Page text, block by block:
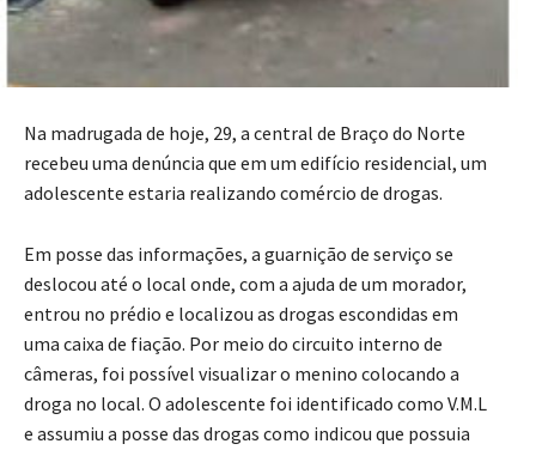
Na madrugada de hoje, 29, a central de Braço do Norte
recebeu uma denúncia que em um edifício residencial, um
adolescente estaria realizando comércio de drogas.
Em posse das informações, a guarnição de serviço se
deslocou até o local onde, com a ajuda de um morador,
entrou no prédio e localizou as drogas escondidas em
uma caixa de fiação. Por meio do circuito interno de
câmeras, foi possível visualizar o menino colocando a
droga no local. O adolescente foi identificado como V.M.L
e assumiu a posse das drogas como indicou que possuia